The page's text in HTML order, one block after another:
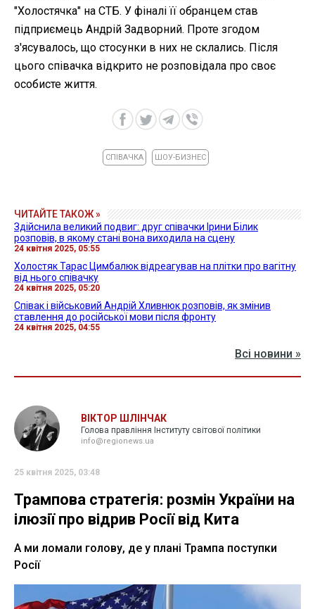
"Холостячка" на СТБ. У фіналі її обранцем став
підприємець Андрій Задворний. Проте згодом
з'ясувалось, що стосунки в них не склались. Після
цього співачка відкрито не розповідала про своє
особисте життя.
СПІВАЧКА ШОУ-БИЗНЕС
ЧИТАЙТЕ ТАКОЖ »
Здійснила великий подвиг: друг співачки Ірини Білик
розповів, в якому стані вона виходила на сцену
24 квітня 2025, 05:55
Холостяк Тарас Цимбалюк відреагував на плітки про вагітну
від нього співачку
24 квітня 2025, 05:20
Співак і військовий Андрій Хливнюк розповів, як змінив
ставлення до російської мови після фронту
24 квітня 2025, 04:55
Всі новини »
ВІКТОР ШЛІНЧАК
Голова правління Інституту світової політики
info@regionews.ua
25 квітня 2025, 03:48
Трампова стратегія: розмін України на
ілюзії про відрив Росії від Кита
А ми ломали голову, де у плані Трампа поступки
Росії